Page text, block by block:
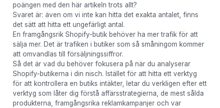
poängen med den här artikeln trots allt?
Svaret är: även om vi inte kan hitta det exakta antalet, finns
det sätt att hitta ett ungefärligt antal.
En framgångsrik Shopify-butik behöver ha mer trafik för att
sälja mer. Det är trafiken i butiker som så småningom kommer
att omvandlas till försäljningssiffror.
Så det är vad du behöver fokusera på när du analyserar
Shopify-butikerna i din nisch. Istället för att hitta ett verktyg
för att kontrollera en butiks intäkter, letar du verkligen efter ett
verktyg som låter dig förstå affärsstrategierna, de mest sålda
produkterna, framgångsrika reklamkampanjer och var